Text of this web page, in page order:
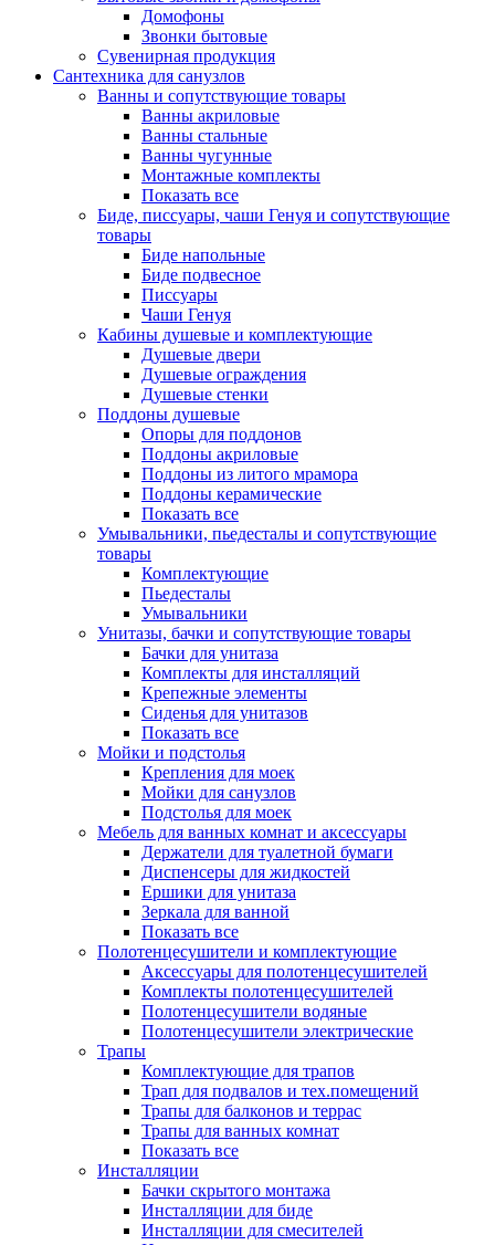
Домофоны
Звонки бытовые
Сувенирная продукция
Сантехника для санузлов
Ванны и сопутствующие товары
Ванны акриловые
Ванны стальные
Ванны чугунные
Монтажные комплекты
Показать все
Биде, писсуары, чаши Генуя и сопутствующие
товары
Биде напольные
Биде подвесное
Писсуары
Чаши Генуя
Кабины душевые и комплектующие
Душевые двери
Душевые ограждения
Душевые стенки
Поддоны душевые
Опоры для поддонов
Поддоны акриловые
Поддоны из литого мрамора
Поддоны керамические
Показать все
Умывальники, пьедесталы и сопутствующие
товары
Комплектующие
Пьедесталы
Умывальники
Унитазы, бачки и сопутствующие товары
Бачки для унитаза
Комплекты для инсталляций
Крепежные элементы
Сиденья для унитазов
Показать все
Мойки и подстолья
Крепления для моек
Мойки для санузлов
Подстолья для моек
Мебель для ванных комнат и аксессуары
Держатели для туалетной бумаги
Диспенсеры для жидкостей
Ершики для унитаза
Зеркала для ванной
Показать все
Полотенцесушители и комплектующие
Аксессуары для полотенцесушителей
Комплекты полотенцесушителей
Полотенцесушители водяные
Полотенцесушители электрические
Трапы
Комплектующие для трапов
Трап для подвалов и тех.помещений
Трапы для балконов и террас
Трапы для ванных комнат
Показать все
Инсталляции
Бачки скрытого монтажа
Инсталляции для биде
Инсталляции для смесителей